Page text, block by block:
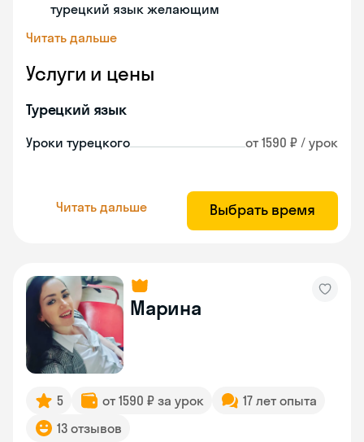
турецкий язык желающим
Читать дальше
Услуги и цены
Турецкий язык
Уроки турецкого от 1590 ₽ / урок
Читать дальше Выбрать время
Марина
5 от 1590 ₽ за урок
17 лет опыта
13 отзывов